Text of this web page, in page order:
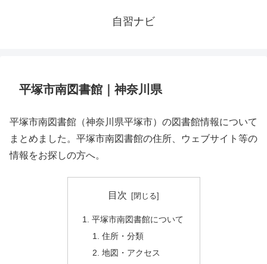
自習ナビ
平塚市南図書館｜神奈川県
平塚市南図書館（神奈川県平塚市）の図書館情報について
まとめました。平塚市南図書館の住所、ウェブサイト等の
情報をお探しの方へ。
目次
平塚市南図書館について
住所・分類
地図・アクセス